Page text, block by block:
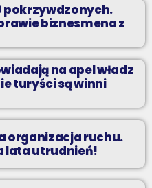
pokrzywdzonych.
biznesmena z
na apel władz
turyści są winni
organizacja ruchu.
lata utrudnień!